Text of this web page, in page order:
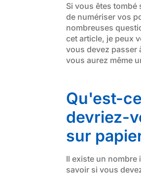
Si vous êtes
de numériser vos
nombreuses
cet article, je peux
vous devez passer
vous aurez même
Qu'est-
devriez-
sur
Il existe un
savoir si vous